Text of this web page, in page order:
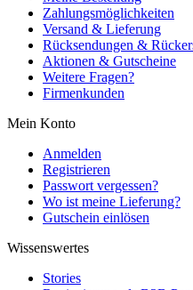
Zahlungsmöglichkeiten
Versand & Lieferung
Rücksendungen &
Aktionen & Gutscheine
Weitere Fragen?
Firmenkunden
Mein Konto
Anmelden
Registrieren
Passwort vergessen?
Wo ist meine Lieferung?
Gutschein einlösen
Wissenswertes
Stories